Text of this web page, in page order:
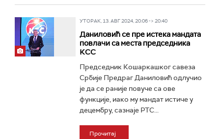
УТОРАК, 13. АВГ 2024, 20:06 -> 20:40
Даниловић се пре истека мандата
повлачи са места председника
КСС
Председник Кошаркашког савеза
Србије Предраг Даниловић одлучио
је да се раније повуче са ове
функције, иако му мандат истиче у
децембру, сазнаје РТС...
Прочитај